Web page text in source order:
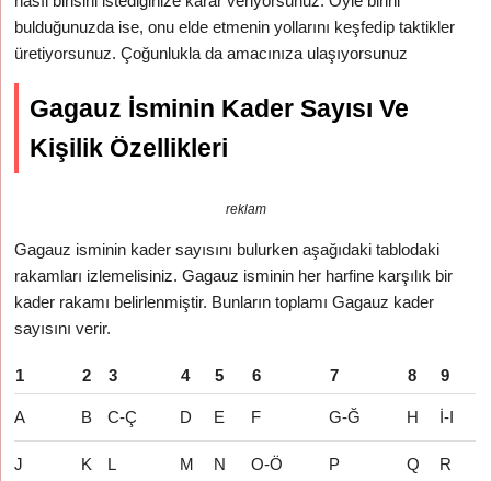
bulduğunuzda ise, onu elde etmenin yollarını keşfedip taktikler
üretiyorsunuz. Çoğunlukla da amacınıza ulaşıyorsunuz
Gagauz İsminin Kader Sayısı Ve
Kişilik Özellikleri
reklam
Gagauz isminin kader sayısını bulurken aşağıdaki tablodaki
rakamları izlemelisiniz. Gagauz isminin her harfine karşılık bir
kader rakamı belirlenmiştir. Bunların toplamı Gagauz kader
sayısını verir.
1 2 3 4 5 6 7 8 9
A B C-Ç D E F G-Ğ H İ-I
J K L M N O-Ö P Q R